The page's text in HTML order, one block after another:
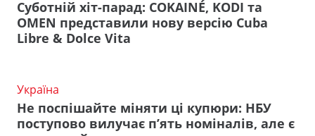
Суботній хіт-парад: COKAINÉ, KODI та
OMEN представили нову версію Cuba
Libre & Dolce Vita
Україна
Не поспішайте міняти ці купюри: НБУ
поступово вилучає п’ять номіналів, але є